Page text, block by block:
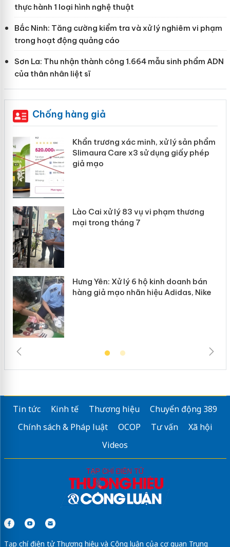
thực hành 1 loại hình nghệ thuật
Bắc Ninh: Tăng cường kiểm tra và xử lý nghiêm vi phạm
trong hoạt động quảng cáo
Sơn La: Thu nhận thành công 1.664 mẫu sinh phẩm ADN
của thân nhân liệt sĩ
Chống hàng giả
Khẩn trương xác minh, xử lý sản phẩm
Slimaura Care x3 sử dụng giấy phép
giả mạo
Lào Cai xử lý 83 vụ vi phạm thương
mại trong tháng 7
Hưng Yên: Xử lý 6 hộ kinh doanh bán
hàng giả mạo nhãn hiệu Adidas, Nike
Tin tức Kinh tế Thương hiệu
Chuyển động 389
Chính sách & Pháp luật
OCOP Tư vấn
Xã hội
Videos
Tạp chí điện tử Thương hiệu và Công luận của cơ quan Trung